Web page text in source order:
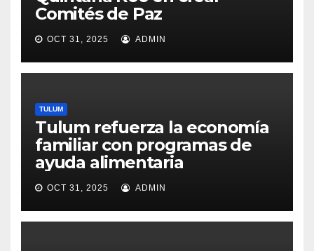
Comités de Paz
OCT 31, 2025 ADMIN
TULUM
Tulum refuerza la economía
familiar con programas de
ayuda alimentaria
OCT 31, 2025 ADMIN